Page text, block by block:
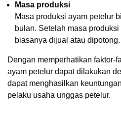
Masa produksi
Masa produksi ayam petelur
bulan. Setelah masa
biasanya dijual atau dipotong.
Dengan memperhatikan faktor-
ayam petelur dapat dilakukan
dapat menghasilkan
pelaku usaha unggas petelur.